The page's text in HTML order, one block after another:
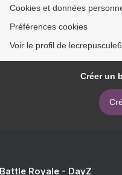
Cookies et données
Préférences cookies
Voir le profil de
Créer un
Royale - DayZ